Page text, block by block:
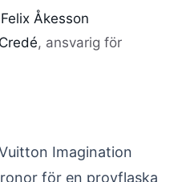
Felix Åkesson
, ansvarig för
Imagination
för en provflaska